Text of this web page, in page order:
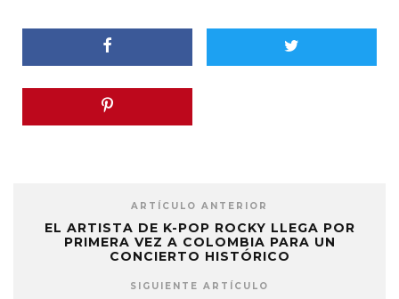
ARTÍCULO ANTERIOR
EL ARTISTA DE K-POP ROCKY LLEGA POR
PRIMERA VEZ A COLOMBIA PARA UN
CONCIERTO HISTÓRICO
SIGUIENTE ARTÍCULO